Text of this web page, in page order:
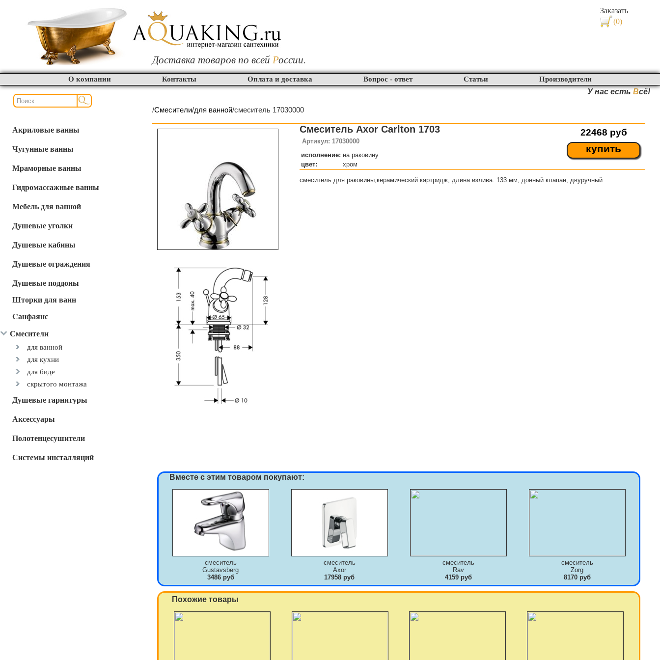
Заказать
(0)
Доставка товаров по всей России.
О компании Контакты Оплата и доставка Вопрос - ответ Статьи Производители
У нас есть Всё!
Акриловые ванны
Чугунные ванны
Мраморные ванны
Гидромассажные ванны
Мебель для ванной
Душевые уголки
Душевые кабины
Душевые ограждения
Душевые поддоны
Шторки для ванн
Cанфаянс
Смесители
для ванной
для кухни
для биде
скрытого монтажа
Душевые гарнитуры
Аксессуары
Полотенцесушители
Системы инсталляций
/Смесители/для ванной/смеситель 17030000
22468 руб
купить
Смеситель Axor Carlton 1703
Артикул: 17030000
исполнение: на раковину
цвет:
хром
смеситель для раковины,керамический картридж, длина излива: 133 мм, донный клапан, двуручный
Вместе с этим товаром покупают:
смеситель
Gustavsberg
3486 руб
смеситель
Axor
17958 руб
смеситель
Rav
4159 руб
смеситель
Zorg
8170 руб
Похожие товары